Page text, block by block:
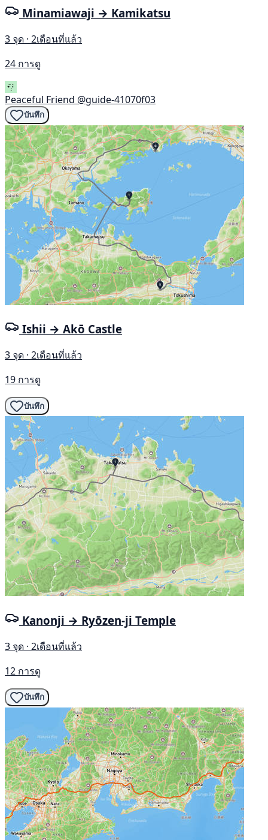
Minamiawaji → Kamikatsu
3 จุด · 2เดือนที่แล้ว
24 การดู
Peaceful Friend @guide-41070f03
บันทึก
Ishii → Akō Castle
3 จุด · 2เดือนที่แล้ว
19 การดู
บันทึก
Kanonji → Ryōzen-ji Temple
3 จุด · 2เดือนที่แล้ว
12 การดู
บันทึก